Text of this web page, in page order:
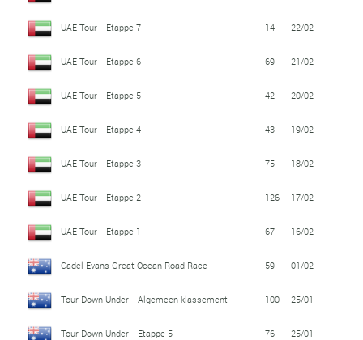
UAE Tour - Etappe 7 14 22/02
UAE Tour - Etappe 6 69 21/02
UAE Tour - Etappe 5 42 20/02
UAE Tour - Etappe 4 43 19/02
UAE Tour - Etappe 3 75 18/02
UAE Tour - Etappe 2 126 17/02
UAE Tour - Etappe 1 67 16/02
Cadel Evans Great Ocean Road Race 59 01/02
Tour Down Under - Algemeen klassement 100 25/01
Tour Down Under - Etappe 5 76 25/01